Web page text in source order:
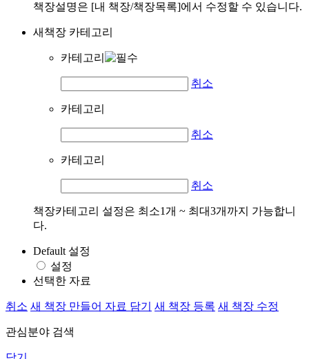
책장설명은 [내 책장/책장목록]에서 수정할 수 있습니다.
새책장 카테고리
카테고리
취소
카테고리
취소
카테고리
취소
책장카테고리 설정은 최소1개 ~ 최대3개까지 가능합니
다.
Default 설정
설정
선택한 자료
취소 새 책장 만들어 자료 담기 새 책장 등록 새 책장 수정
관심분야 검색